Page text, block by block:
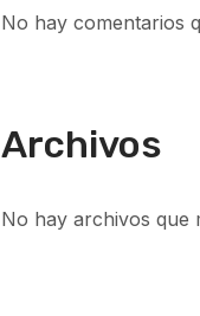
No hay comentarios
Archivos
No hay archivos que